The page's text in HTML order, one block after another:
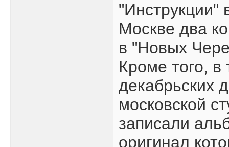
"Инструкции"
Москве два
в "Новых
Кроме того, в
декабрьских
московской
записали
оригинал